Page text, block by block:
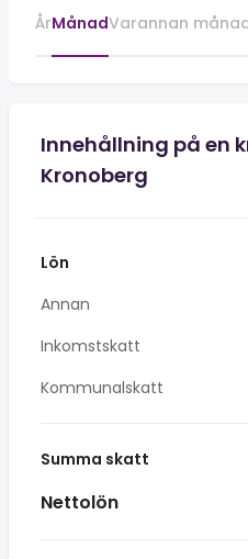
ÅrMånadVarannan
Innehållning på en
Kronoberg
Lön
Annan
Inkomstskatt
Kommunalskatt
Summa skatt
Nettolön